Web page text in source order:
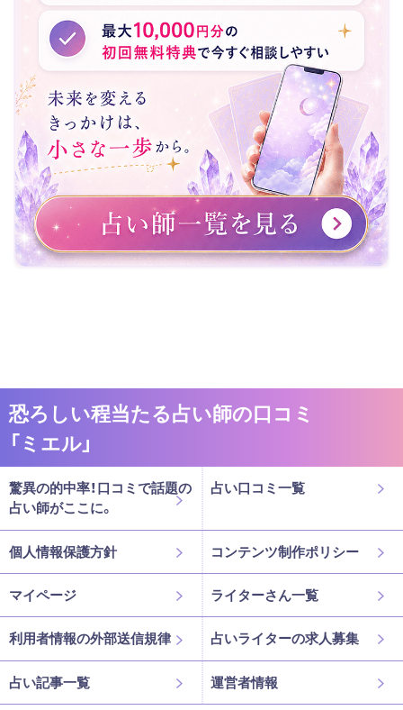
恐ろしい程当たる占い師の口コミ
「ミエル」
驚異の的中率！口コミで話題の
占い師がここに。
占い口コミ一覧
個人情報保護方針 コンテンツ制作ポリシー
マイページ ライターさん一覧
利用者情報の外部送信規律 占いライターの求人募集
占い記事一覧 運営者情報